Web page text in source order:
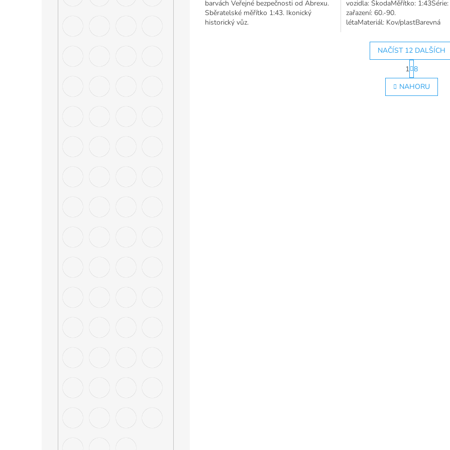
barvách Veřejné bezpečnosti od Abrexu.
Sběratelské měřítko 1:43. Ikonický
historický vůz.
vozidla: ŠkodaMěřítko: 1:43Série:
zařazení: 60.-90.
létaMateriál: Kov/plastBarevná
původu: Vyrobeno v Číně
O
v
NAČÍST 12 DALŠÍCH
S
t
r
á
n
1 8
NAHORU